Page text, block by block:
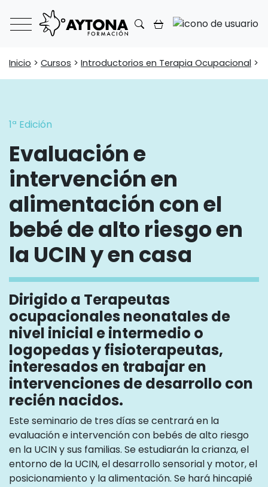
Main Navigation
Inicio > Cursos > Introductorios en Terapia Ocupacional >
1ª Edición
Evaluación e
intervención en
alimentación con el
bebé de alto riesgo en
la UCIN y en casa
Dirigido a Terapeutas
ocupacionales neonatales de
nivel inicial e intermedio o
logopedas y fisioterapeutas,
interesados en trabajar en
intervenciones de desarrollo con
recién nacidos.
Este seminario de tres días se centrará en la
evaluación e intervención con bebés de alto riesgo
en la UCIN y sus familias. Se estudiarán la crianza, el
entorno de la UCIN, el desarrollo sensorial y motor, el
posicionamiento y la alimentación. Se hará hincapié